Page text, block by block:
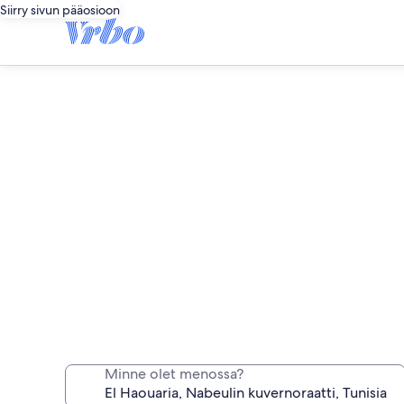
Siirry sivun pääosioon
Majoitu viikoksi, kuukaudeksi tai
Minne olet menossa?